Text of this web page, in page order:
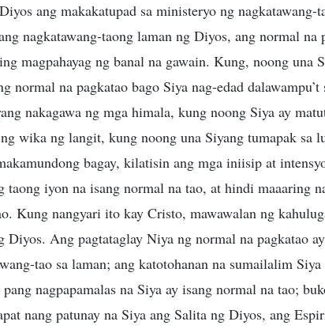
ang makakatupad sa ministeryo ng nagkatawang-
nagkatawang-taong laman ng Diyos, ang normal
magpahayag ng banal na gawain. Kung, noong una
normal na pagkatao bago Siya nag-edad
nakagawa ng mga himala, kung noong Siya ay
wika ng langit, kung noong una Siyang tumapak sa
bagay, kilatisin ang mga iniisip at
taong iyon na isang normal na tao, at hindi maaaring
Kung nangyari ito kay Cristo, mawawalan ng
Diyos. Ang pagtataglay Niya ng normal na pagkatao
tao sa laman; ang katotohanan na sumailalim
nagpapamalas na Siya ay isang normal na tao;
nang patunay na Siya ang Salita ng Diyos, ang